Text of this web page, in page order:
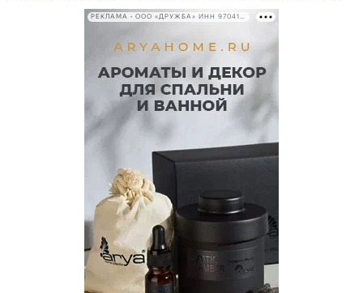
РЕКЛАМА • ООО «ДРУЖБА» ИНН 9704146411